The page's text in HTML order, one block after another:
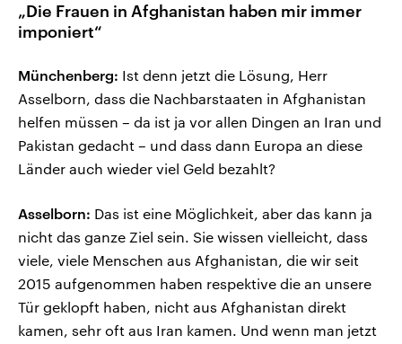
„Die Frauen in Afghanistan haben mir immer
imponiert“
Münchenberg: Ist denn jetzt die Lösung, Herr
Asselborn, dass die Nachbarstaaten in Afghanistan
helfen müssen – da ist ja vor allen Dingen an Iran und
Pakistan gedacht – und dass dann Europa an diese
Länder auch wieder viel Geld bezahlt?
Asselborn: Das ist eine Möglichkeit, aber das kann ja
nicht das ganze Ziel sein. Sie wissen vielleicht, dass
viele, viele Menschen aus Afghanistan, die wir seit
2015 aufgenommen haben respektive die an unsere
Tür geklopft haben, nicht aus Afghanistan direkt
kamen, sehr oft aus Iran kamen. Und wenn man jetzt